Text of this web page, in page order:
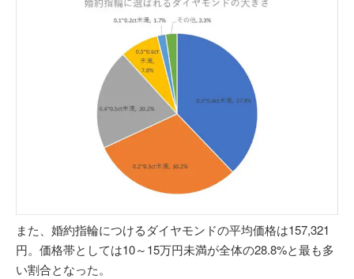
また、婚約指輪につけるダイヤモンドの平均価格は157,321
円。価格帯としては10～15万円未満が全体の28.8%と最も多
い割合となった。